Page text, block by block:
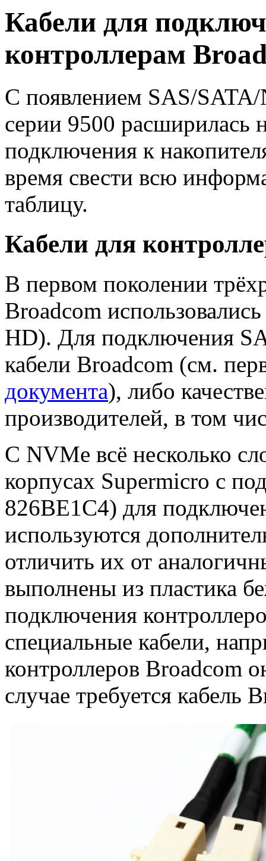
Кабели для
контроллерам
С появлением SAS/
серии 9500 расширилась
подключения к
время свести всю
таблицу.
Кабели для
В первом поколении
Broadcom
HD). Для подключения
кабели Broadcom (см.
документа), либо
производителей, в том
С NVMe всё несколько
корпусах Supermicro с
826BE1C4) для
используются
отличить их от
выполнены из пластика
подключения
специальные кабели,
контроллеров Broadcom
случае требуется кабель